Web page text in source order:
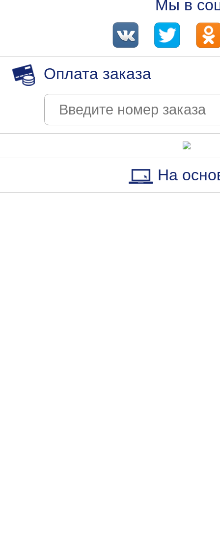
Мы в
Оплата заказа
На